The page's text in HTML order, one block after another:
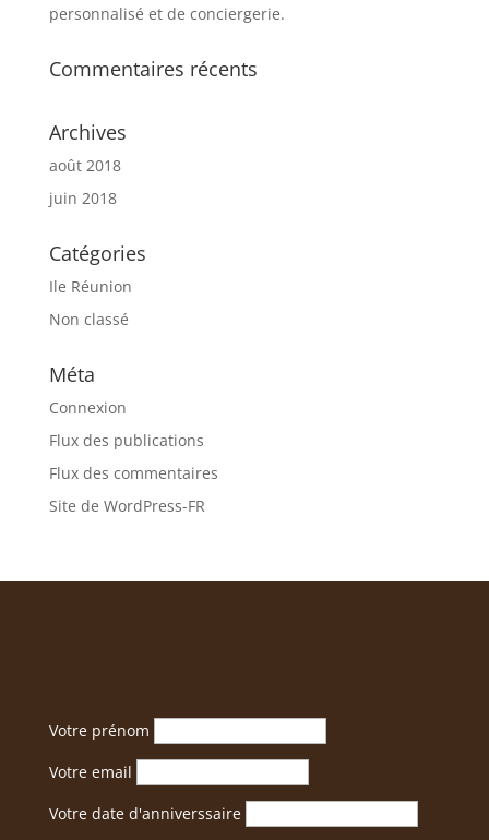
personnalisé et de conciergerie.
Commentaires récents
Archives
août 2018
juin 2018
Catégories
Ile Réunion
Non classé
Méta
Connexion
Flux des publications
Flux des commentaires
Site de WordPress-FR
Votre prénom
Votre email
Votre date d'anniverssaire